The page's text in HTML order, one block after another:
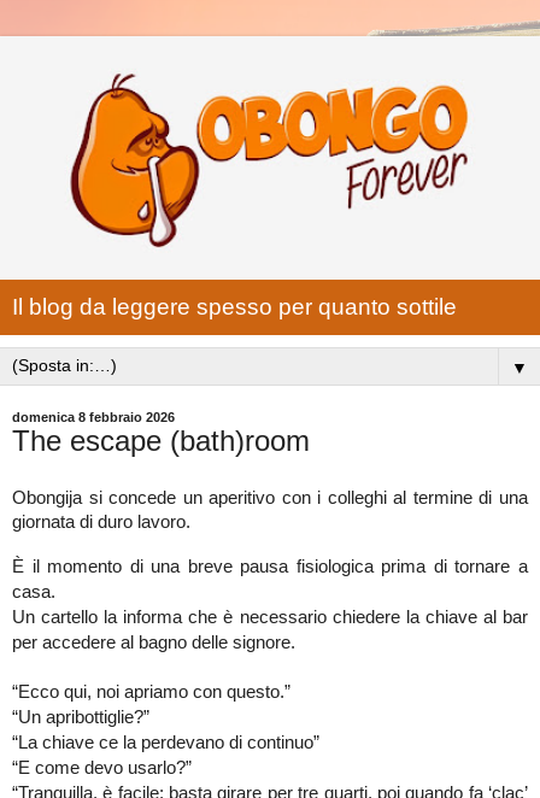
Il blog da leggere spesso per quanto sottile
▼
domenica 8 febbraio 2026
The escape (bath)room
Obongija si concede un aperitivo con i colleghi al termine di una
giornata di duro lavoro.
È il momento di una breve pausa fisiologica prima di tornare a
casa.
Un cartello la informa che è necessario chiedere la chiave al bar
per accedere al bagno delle signore.
“Ecco qui, noi apriamo con questo.”
“Un apribottiglie?”
“La chiave ce la perdevano di continuo”
“E come devo usarlo?”
“Tranquilla, è facile; basta girare per tre quarti, poi quando fa ‘clac’